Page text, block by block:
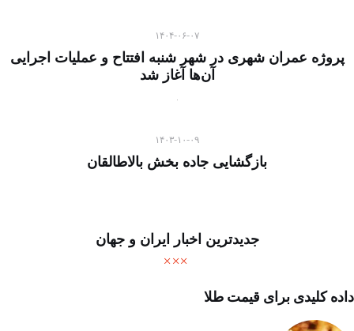
۱۴۰۴-۰۶-۰۷
پروژه عمران شهری در شهر شنبه افتتاح و عملیات اجرایی
آن‌ها آغاز شد
۱۴۰۳-۱۰-۰۹
بازگشایی جاده بخش بالاطالقان
جدیدترین اخبار ایران و جهان
داده کلیدی برای قیمت طلا